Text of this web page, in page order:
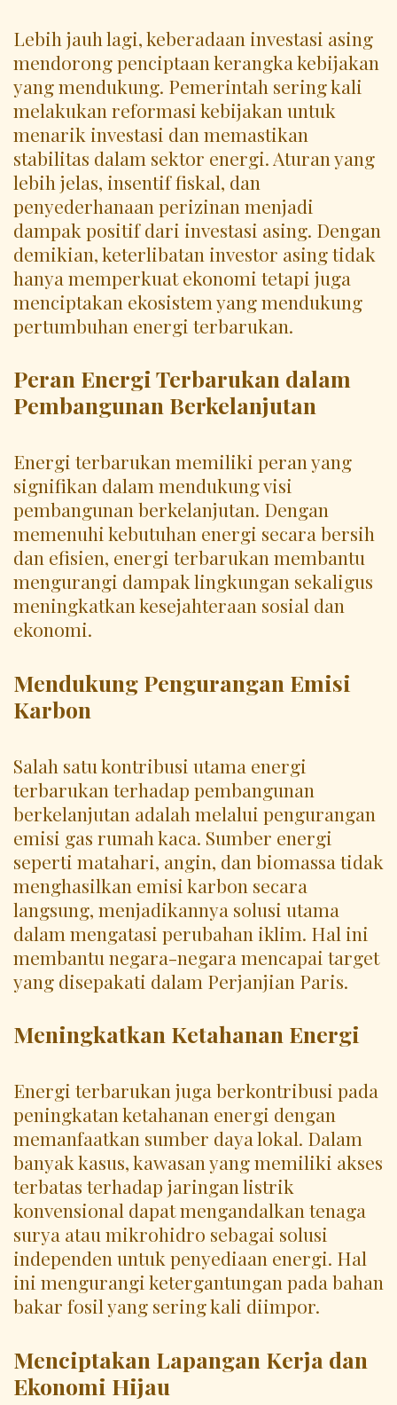
Lebih jauh lagi, keberadaan investasi asing
mendorong penciptaan kerangka kebijakan
yang mendukung. Pemerintah sering kali
melakukan reformasi kebijakan untuk
menarik investasi dan memastikan
stabilitas dalam sektor energi. Aturan yang
lebih jelas, insentif fiskal, dan
penyederhanaan perizinan menjadi
dampak positif dari investasi asing. Dengan
demikian, keterlibatan investor asing tidak
hanya memperkuat ekonomi tetapi juga
menciptakan ekosistem yang mendukung
pertumbuhan energi terbarukan.
Peran Energi Terbarukan dalam
Pembangunan Berkelanjutan
Energi terbarukan memiliki peran yang
signifikan dalam mendukung visi
pembangunan berkelanjutan. Dengan
memenuhi kebutuhan energi secara bersih
dan efisien, energi terbarukan membantu
mengurangi dampak lingkungan sekaligus
meningkatkan kesejahteraan sosial dan
ekonomi.
Mendukung Pengurangan Emisi
Karbon
Salah satu kontribusi utama energi
terbarukan terhadap pembangunan
berkelanjutan adalah melalui pengurangan
emisi gas rumah kaca. Sumber energi
seperti matahari, angin, dan biomassa tidak
menghasilkan emisi karbon secara
langsung, menjadikannya solusi utama
dalam mengatasi perubahan iklim. Hal ini
membantu negara-negara mencapai target
yang disepakati dalam Perjanjian Paris.
Meningkatkan Ketahanan Energi
Energi terbarukan juga berkontribusi pada
peningkatan ketahanan energi dengan
memanfaatkan sumber daya lokal. Dalam
banyak kasus, kawasan yang memiliki akses
terbatas terhadap jaringan listrik
konvensional dapat mengandalkan tenaga
surya atau mikrohidro sebagai solusi
independen untuk penyediaan energi. Hal
ini mengurangi ketergantungan pada bahan
bakar fosil yang sering kali diimpor.
Menciptakan Lapangan Kerja dan
Ekonomi Hijau